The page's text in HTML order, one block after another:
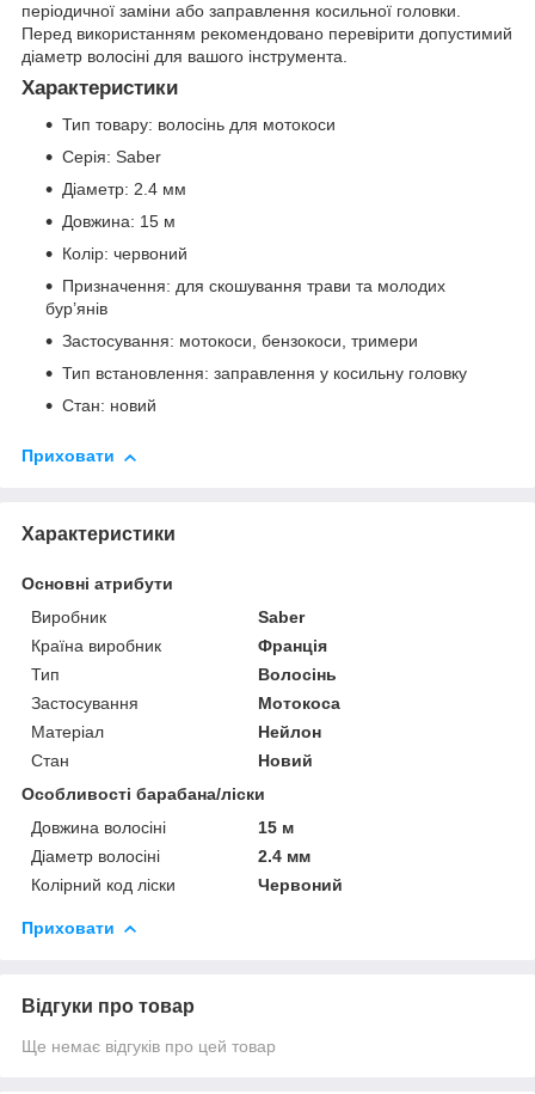
періодичної заміни або заправлення косильної головки.
Перед використанням рекомендовано перевірити допустимий
діаметр волосіні для вашого інструмента.
Характеристики
Тип товару: волосінь для мотокоси
Серія: Saber
Діаметр: 2.4 мм
Довжина: 15 м
Колір: червоний
Призначення: для скошування трави та молодих
бур’янів
Застосування: мотокоси, бензокоси, тримери
Тип встановлення: заправлення у косильну головку
Стан: новий
Приховати
Характеристики
Основні атрибути
Виробник
Saber
Країна виробник
Франція
Тип
Волосінь
Застосування
Мотокоса
Матеріал
Нейлон
Стан
Новий
Особливості барабана/ліски
Довжина волосіні
15 м
Діаметр волосіні
2.4 мм
Колірний код ліски
Червоний
Приховати
Відгуки про товар
Ще немає відгуків про цей товар